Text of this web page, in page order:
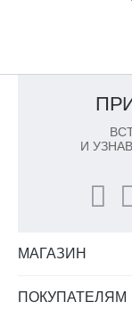
И
МАГАЗИН
ПОКУПАТЕЛЯМ